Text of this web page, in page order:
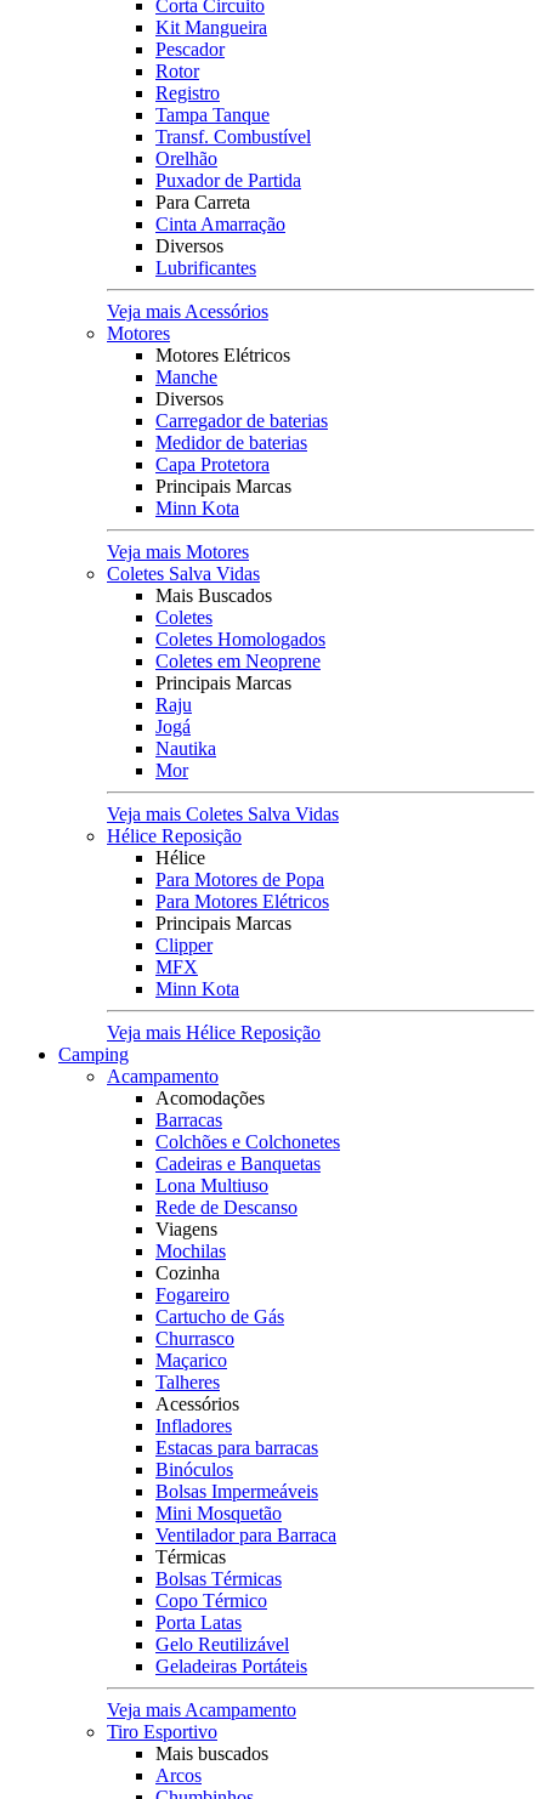
Corta Circuito
Kit Mangueira
Pescador
Rotor
Registro
Tampa Tanque
Transf. Combustível
Orelhão
Puxador de Partida
Para Carreta
Cinta Amarração
Diversos
Lubrificantes
Veja mais Acessórios
Motores
Motores Elétricos
Manche
Diversos
Carregador de baterias
Medidor de baterias
Capa Protetora
Principais Marcas
Minn Kota
Veja mais Motores
Coletes Salva Vidas
Mais Buscados
Coletes
Coletes Homologados
Coletes em Neoprene
Principais Marcas
Raju
Jogá
Nautika
Mor
Veja mais Coletes Salva Vidas
Hélice Reposição
Hélice
Para Motores de Popa
Para Motores Elétricos
Principais Marcas
Clipper
MFX
Minn Kota
Veja mais Hélice Reposição
Camping
Acampamento
Acomodações
Barracas
Colchões e Colchonetes
Cadeiras e Banquetas
Lona Multiuso
Rede de Descanso
Viagens
Mochilas
Cozinha
Fogareiro
Cartucho de Gás
Churrasco
Maçarico
Talheres
Acessórios
Infladores
Estacas para barracas
Binóculos
Bolsas Impermeáveis
Mini Mosquetão
Ventilador para Barraca
Térmicas
Bolsas Térmicas
Copo Térmico
Porta Latas
Gelo Reutilizável
Geladeiras Portáteis
Veja mais Acampamento
Tiro Esportivo
Mais buscados
Arcos